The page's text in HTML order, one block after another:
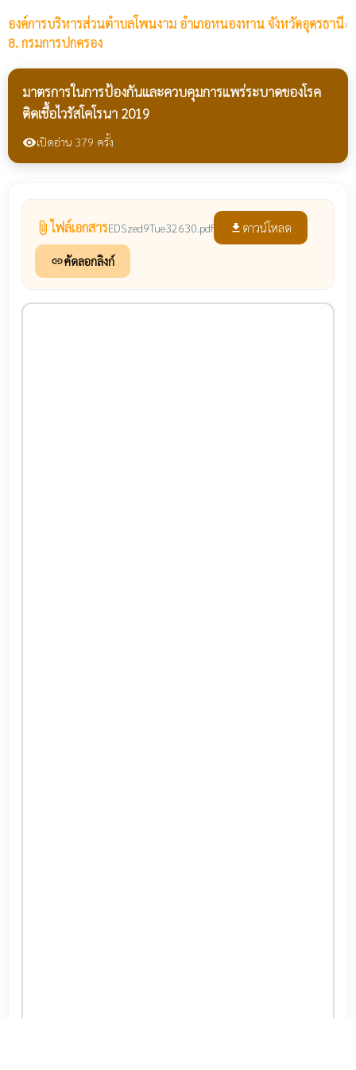
องค์การบริหารส่วนตำบลโพนงาม อำเภอหนองหาน จังหวัดอุดรธานี›
8. กรมการปกครอง
มาตรการในการป้องกันและควบคุมการแพร่ระบาดของโรค
ติดเชื้อไวรัสโคโรนา 2019
visibilityเปิดอ่าน 379 ครั้ง
attach_file ไฟล์เอกสารEDSzed9Tue32630.pdf file_download ดาวน์โหลด
linkคัดลอกลิงก์